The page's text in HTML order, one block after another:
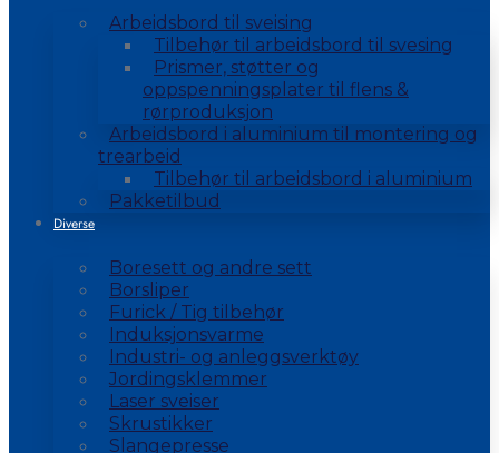
Arbeidsbord til sveising
Tilbehør til arbeidsbord til svesing
Prismer, støtter og
oppspenningsplater til flens &
rørproduksjon
Arbeidsbord i aluminium til montering og
trearbeid
Tilbehør til arbeidsbord i aluminium
Pakketilbud
Diverse
Boresett og andre sett
Borsliper
Furick / Tig tilbehør
Induksjonsvarme
Industri- og anleggsverktøy
Jordingsklemmer
Laser sveiser
Skrustikker
Slangepresse